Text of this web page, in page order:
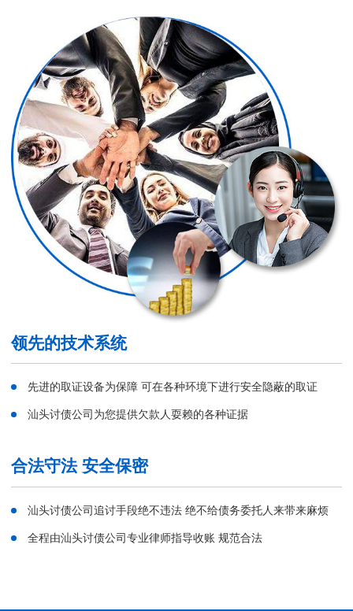
领先的技术系统
先进的取证设备为保障 可在各种环境下进行安全隐蔽的取证
汕头讨债公司为您提供欠款人耍赖的各种证据
合法守法 安全保密
汕头讨债公司追讨手段绝不违法 绝不给债务委托人来带来麻烦
全程由汕头讨债公司专业律师指导收账 规范合法